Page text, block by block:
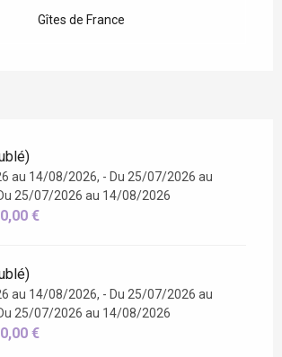
Gîtes de France
au 14/08/2026, - Du 25/07/2026 au
25/07/2026 au 14/08/2026
€
au 14/08/2026, - Du 25/07/2026 au
25/07/2026 au 14/08/2026
€